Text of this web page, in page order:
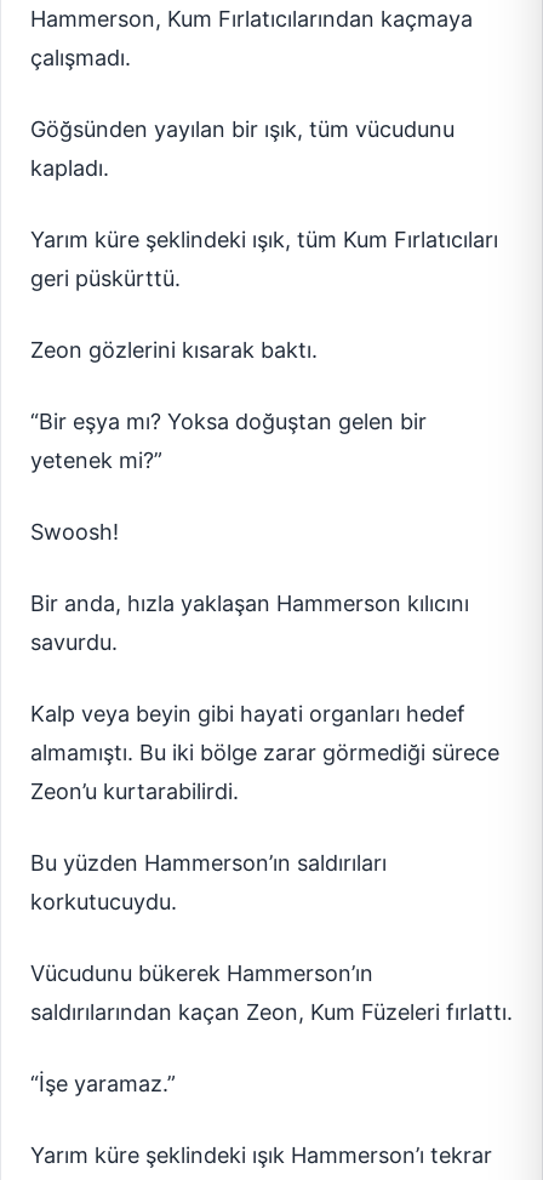
Hammerson, Kum Fırlatıcılarından kaçmaya
çalışmadı.
Göğsünden yayılan bir ışık, tüm vücudunu
kapladı.
Yarım küre şeklindeki ışık, tüm Kum Fırlatıcıları
geri püskürttü.
Zeon gözlerini kısarak baktı.
“Bir eşya mı? Yoksa doğuştan gelen bir
yetenek mi?”
Swoosh!
Bir anda, hızla yaklaşan Hammerson kılıcını
savurdu.
Kalp veya beyin gibi hayati organları hedef
almamıştı. Bu iki bölge zarar görmediği sürece
Zeon’u kurtarabilirdi.
Bu yüzden Hammerson’ın saldırıları
korkutucuydu.
Vücudunu bükerek Hammerson’ın
saldırılarından kaçan Zeon, Kum Füzeleri fırlattı.
“İşe yaramaz.”
Yarım küre şeklindeki ışık Hammerson’ı tekrar